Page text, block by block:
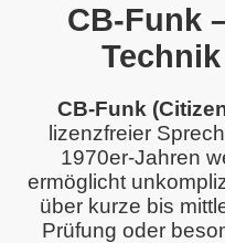
CB-Funk
CB-Funk
lizenzfreier
1970er-Jahren
ermöglicht
über kurze bis
Prüfung oder